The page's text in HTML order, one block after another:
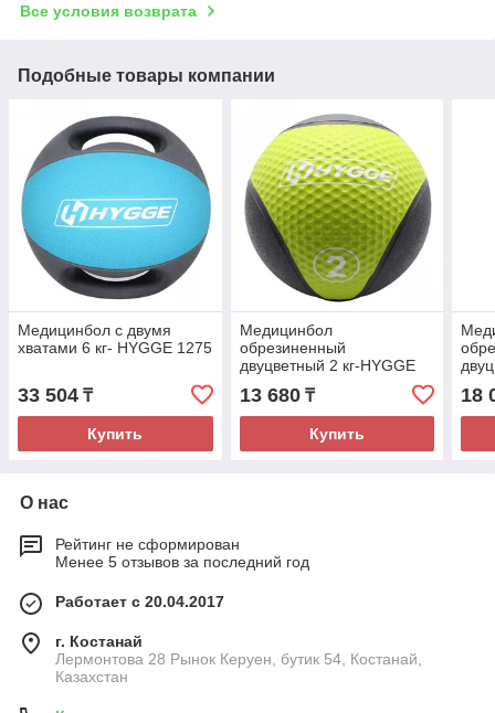
Все условия возврата
Подобные товары компании
Медицинбол с двумя
хватами 6 кг- HYGGE 1275
33 504 ₸
Купить
Медицинбол
обрезиненный
двуцветный 2 кг-HYGGE
13 680₸
Купить
18
О нас
Рейтинг не сформирован
Менее 5 отзывов за последний год
Работает с 20.04.2017
г. Костанай
Лермонтова 28 Рынок Керуен, бутик 54, Костанай,
Казахстан